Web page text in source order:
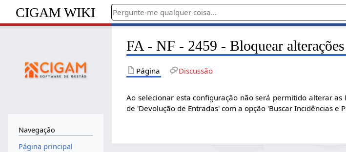
CIGAM WIKI
FA - NF - 2459 - Bloquear
Página Discussão
Ao selecionar esta configuração não será permitido alterar
de 'Devolução de Entradas' com a opção 'Buscar Incidências e
Navegação
Página principal